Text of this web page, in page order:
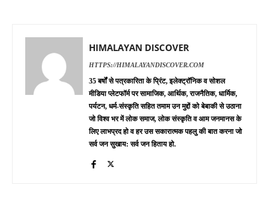
HIMALAYAN DISCOVER
HTTPS://HIMALAYANDISCOVER.COM
35 बर्षों से पत्रकारिता के प्रिंट, इलेक्ट्रॉनिक व सोशल
मीडिया प्लेटफॉर्म पर सामाजिक, आर्थिक, राजनैतिक, धार्मिक,
पर्यटन, धर्म-संस्कृति सहित तमाम उन मुद्दों को बेबाकी से उठाना
जो विश्व भर में लोक समाज, लोक संस्कृति व आम जनमानस के
लिए लाभप्रद हो व हर उस सकारात्मक पहलु की बात करना जो
सर्व जन सुखाय: सर्व जन हिताय हो.